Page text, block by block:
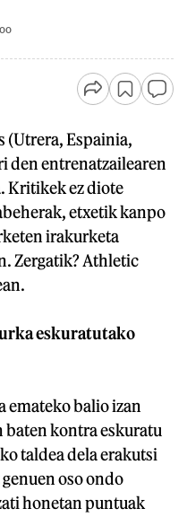
(Utrera, Espainia,
den entrenatzailearen
Kritikek ez diote
etxetik kanpo
irakurketa
Zergatik? Athletic
eskuratutako
emateko balio izan
baten kontra eskuratu
taldea dela erakutsi
oso ondo
honetan puntuak